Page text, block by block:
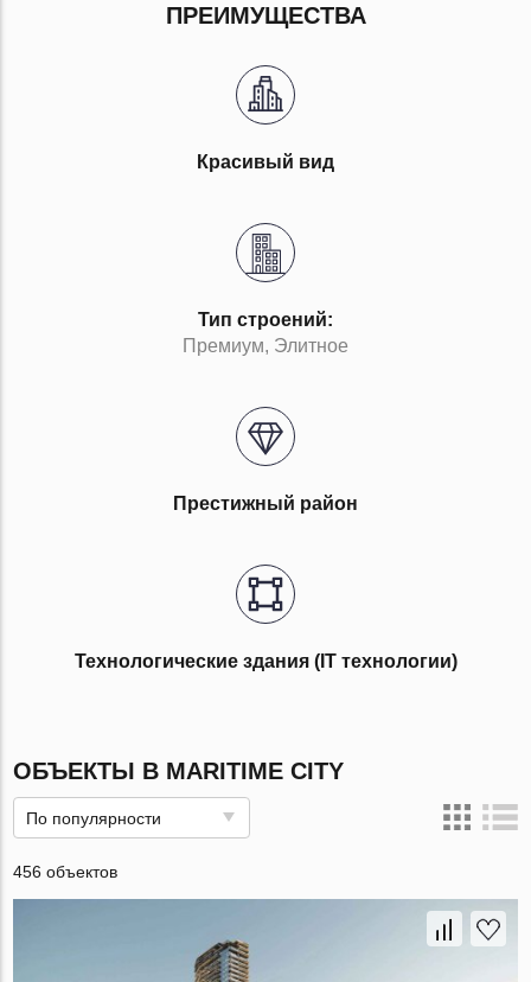
ПРЕИМУЩЕСТВА
Красивый вид
Тип строений:
Премиум, Элитное
Престижный район
Технологические здания (IT технологии)
ОБЪЕКТЫ В MARITIME CITY
По популярности
456 объектов